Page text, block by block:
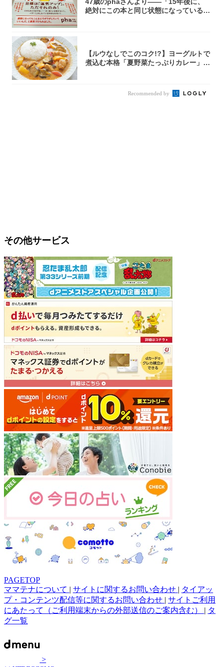
絶対にこの本と同じ状態になっている自
【ルウなしでこのコク!?】ヨーグルトで
煮込む本格「夏野菜たっぷりカレー」作
Recommended by
その他サービス
PAGETOP
ママテナについて | サイトに関するお問い合わせ | タイアッ
プ・コンテンツ配信等に関するお問い合わせ | サイトご利用
にあたって（ご利用端末からの外部送信のご案内含む） | タ
グ一覧
>